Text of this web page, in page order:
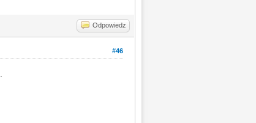
Odpowiedz
#46